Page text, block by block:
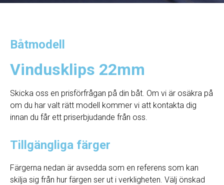
Båtmodell
Vindusklips 22mm
Skicka oss en prisförfrågan på din båt. Om vi ​​är osäkra på
om du har valt rätt modell kommer vi att kontakta dig
innan du får ett priserbjudande från oss.
Tillgängliga färger
Färgerna nedan är avsedda som en referens som kan
skilja sig från hur färgen ser ut i verkligheten. Välj önskad